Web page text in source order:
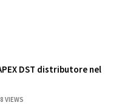
DST distributore nel
VIEWS